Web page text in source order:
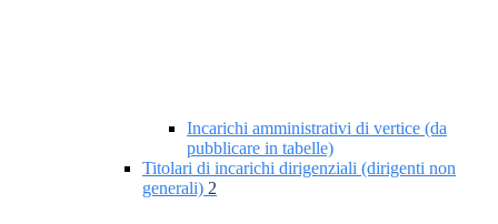
Incarichi amministrativi di vertice (da
pubblicare in tabelle)
Titolari di incarichi dirigenziali (dirigenti non
generali) 2